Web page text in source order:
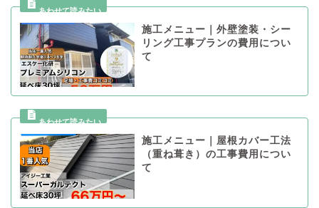
施工メニュー｜外壁塗装・シー
リング工事プランの費用につい
て
施工メニュー｜屋根カバー工法
（重ね葺き）の工事費用につい
て